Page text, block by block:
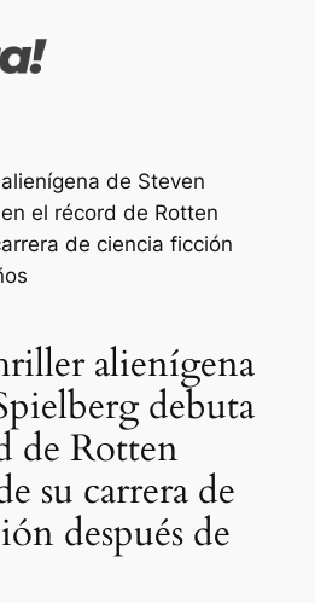
alienígena
debuta
de Rotten
su carrera de
después de